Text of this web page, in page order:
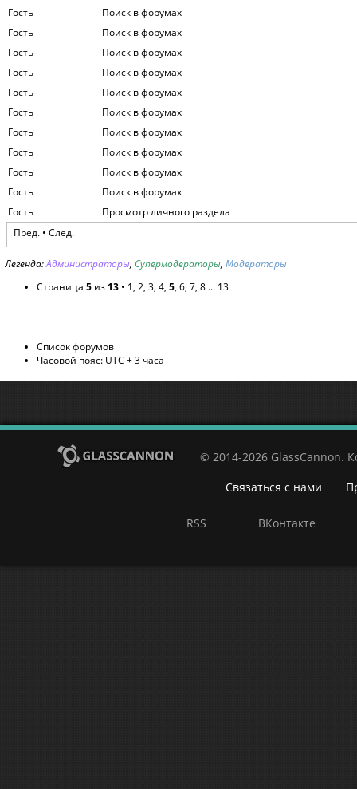
Гость
Поиск в форумах
Гость
Поиск в форумах
Гость
Поиск в форумах
Гость
Поиск в форумах
Гость
Поиск в форумах
Гость
Поиск в форумах
Гость
Поиск в форумах
Гость
Поиск в форумах
Гость
Поиск в форумах
Гость
Поиск в форумах
Гость
Просмотр личного раздела
Пред.• След.
Легенда:Администраторы, Супермодераторы, Модераторы
Страница 5 из 13 • 1, 2, 3, 4, 5, 6, 7, 8 ... 13
Список форумов
Часовой пояс: UTC + 3 часа
© 2014-2026 GlassCannon.
Связаться с нами
RSS ВКонтакте